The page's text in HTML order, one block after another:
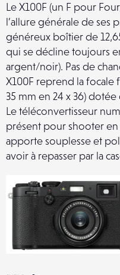
Le X100F (un F pour
l’allure générale de ses
généreux boîtier de
qui se décline toujours
argent/noir). Pas de
X100F reprend la focale
35 mm en 24 x 36)
Le téléconvertisseur
présent pour shooter en
apporte souplesse et
avoir à repasser par la